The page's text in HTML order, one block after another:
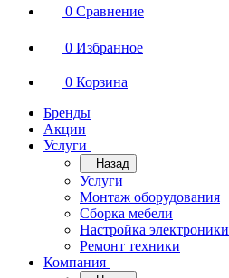
0 Сравнение
0 Избранное
0 Корзина
Бренды
Акции
Услуги
Назад
Услуги
Монтаж оборудования
Сборка мебели
Настройка электроники
Ремонт техники
Компания